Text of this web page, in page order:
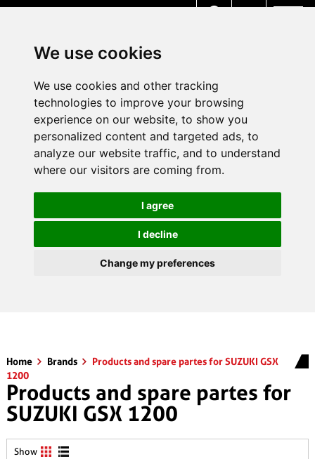
We use cookies
We use cookies and other tracking
technologies to improve your browsing
experience on our website, to show you
personalized content and targeted ads, to
analyze our website traffic, and to understand
where our visitors are coming from.
I agree
I decline
Change my preferences
Home Brands
Products and spare partes for SUZUKI GSX
1200
Products and spare partes for
SUZUKI GSX 1200
Show